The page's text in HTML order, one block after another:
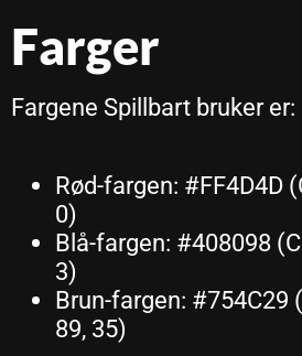
Farger
Fargene Spillbart bruker er:
Rød-fargen: #FF4D4D
0)
Blå-fargen: #408098
3)
Brun-fargen: #754C29
89, 35)